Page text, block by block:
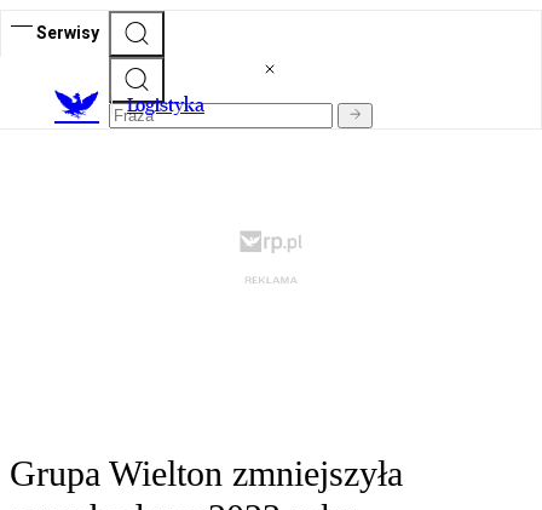
Serwisy
Logistyka
Grupa Wielton zmniejszyła